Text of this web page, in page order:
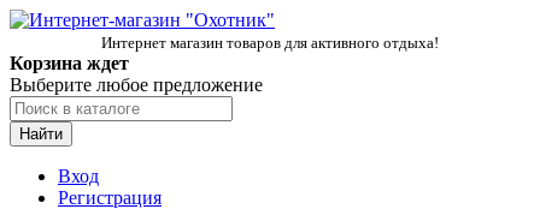
Интернет магазин товаров для активного отдыха!
Корзина ждет
Выберите любое предложение
Найти
Вход
Регистрация